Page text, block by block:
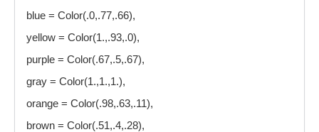
blue = Color(.0,.77,.66),
yellow = Color(1.,.93,.0),
purple = Color(.67,.5,.67),
gray = Color(1.,1.,1.),
orange = Color(.98,.63,.11),
brown = Color(.51,.4,.28),